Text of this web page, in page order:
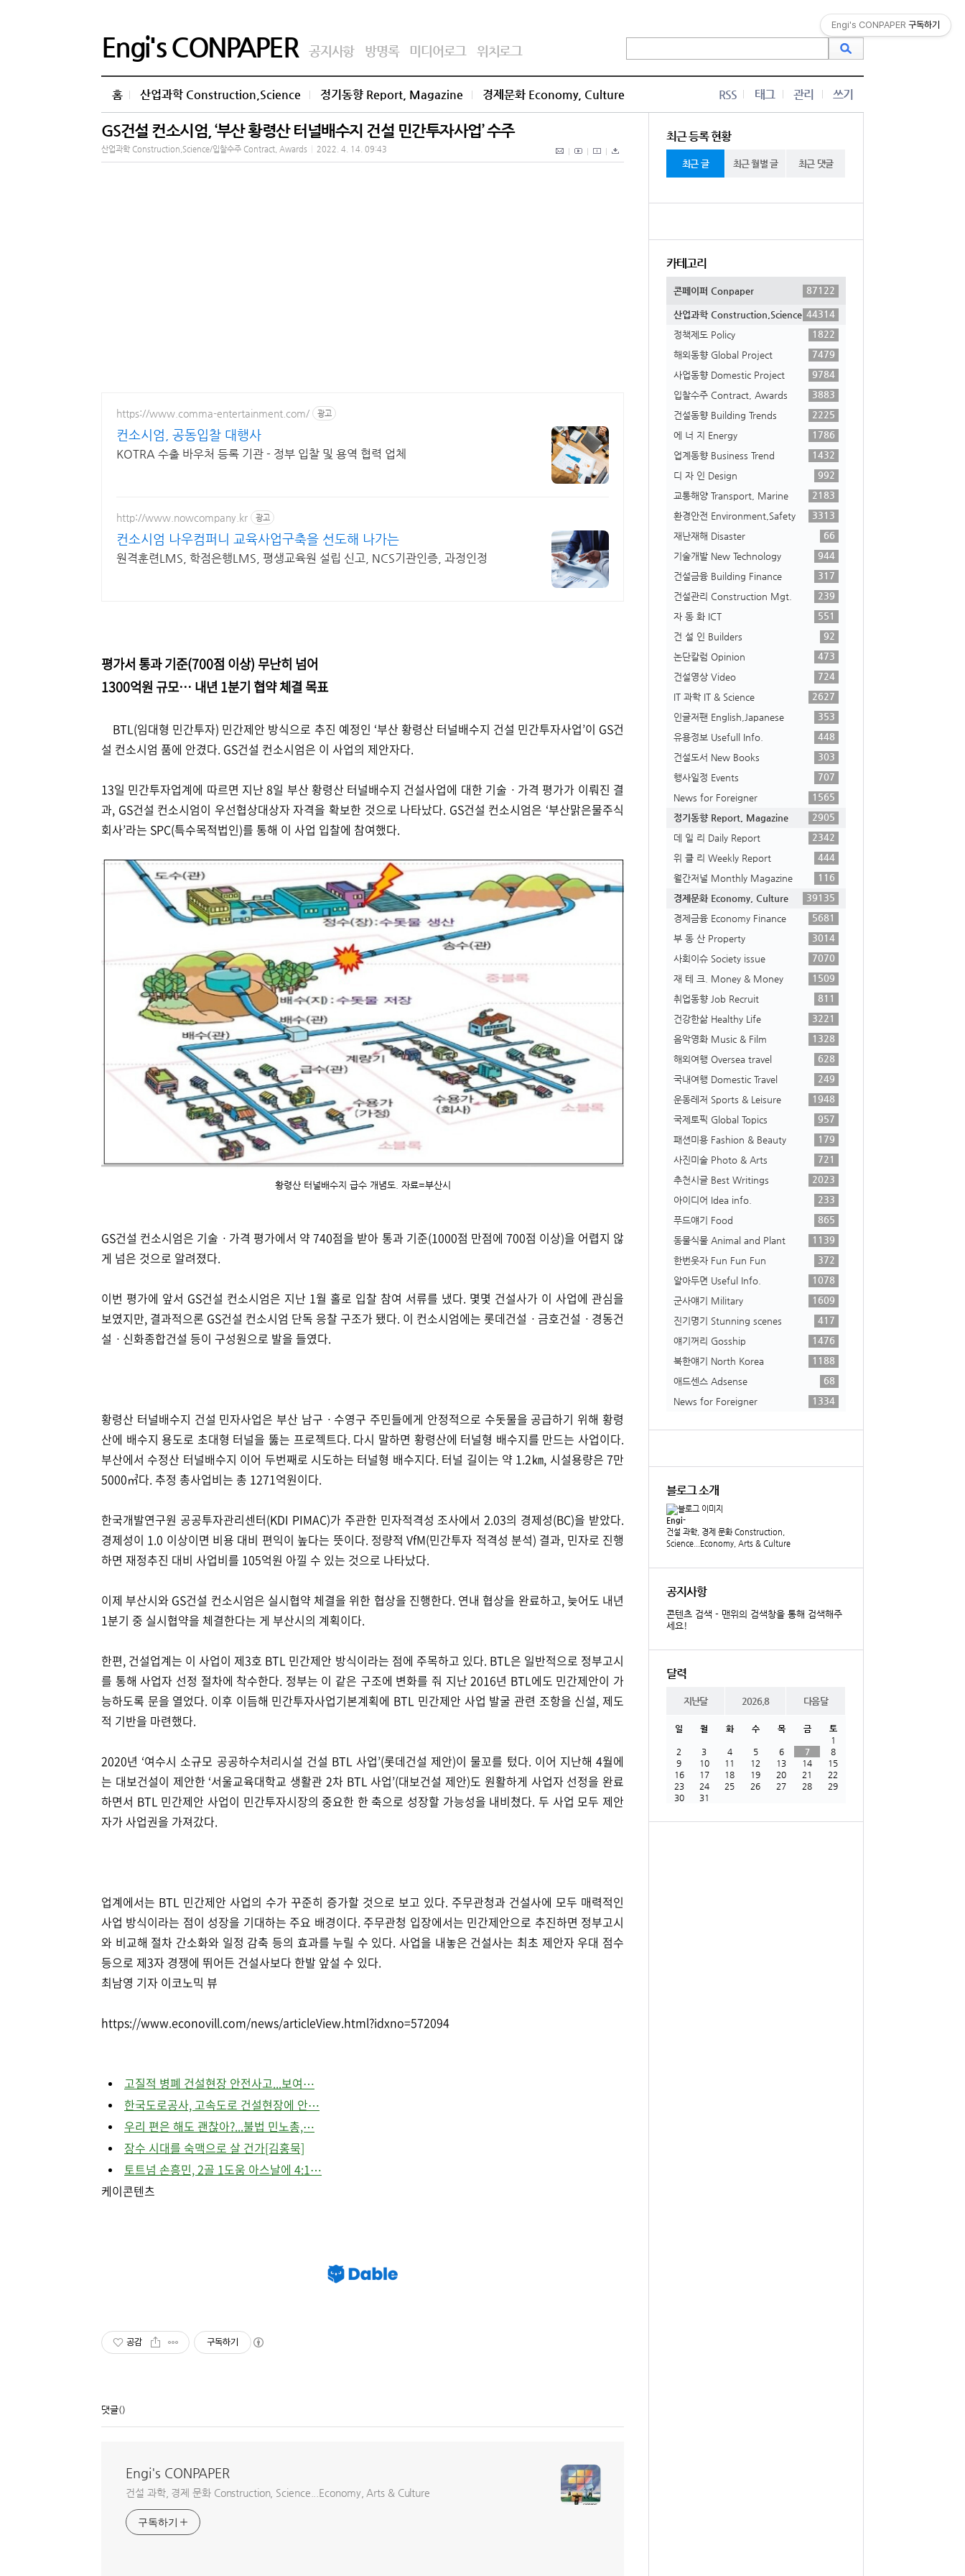
Engi's CONPAPER 공지사항 방명록 미디어로그 위치로그
홈 산업과학 Construction,Science 정기동향 Report, Magazine 경제문화 Economy, Culture RSS 태그 관리 쓰기
GS건설 컨소시엄, ‘부산 황령산 터널배수지 건설 민간투자사업’ 수주
산업과학 Construction,Science/입찰수주 Contract, Awards 2022. 4. 14. 09:43
https://www.comma-entertainment.com/ 광고
컨소시엄, 공동입찰 대행사
KOTRA 수출 바우처 등록 기관 - 정부 입찰 및 용역 협력 업체
http://www.nowcompany.kr 광고
컨소시엄 나우컴퍼니 교육사업구축을 선도해 나가는
원격훈련LMS, 학점은행LMS, 평생교육원 설립 신고, NCS기관인증, 과정인정
평가서 통과 기준(700점 이상) 무난히 넘어
1300억원 규모… 내년 1분기 협약 체결 목표
BTL(임대형 민간투자) 민간제안 방식으로 추진 예정인 ‘부산 황령산 터널배수지 건설 민간투자사업’이 GS건
설 컨소시엄 품에 안겼다. GS건설 컨소시엄은 이 사업의 제안자다.
13일 민간투자업계에 따르면 지난 8일 부산 황령산 터널배수지 건설사업에 대한 기술ㆍ가격 평가가 이뤄진 결
과, GS건설 컨소시엄이 우선협상대상자 자격을 확보한 것으로 나타났다. GS건설 컨소시엄은 ‘부산맑은물주식
회사’라는 SPC(특수목적법인)를 통해 이 사업 입찰에 참여했다.
황령산 터널배수지 급수 개념도. 자료=부산시
GS건설 컨소시엄은 기술ㆍ가격 평가에서 약 740점을 받아 통과 기준(1000점 만점에 700점 이상)을 어렵지 않
게 넘은 것으로 알려졌다.
이번 평가에 앞서 GS건설 컨소시엄은 지난 1월 홀로 입찰 참여 서류를 냈다. 몇몇 건설사가 이 사업에 관심을
보였지만, 결과적으론 GS건설 컨소시엄 단독 응찰 구조가 됐다. 이 컨소시엄에는 롯데건설ㆍ금호건설ㆍ경동건
설ㆍ신화종합건설 등이 구성원으로 발을 들였다.
황령산 터널배수지 건설 민자사업은 부산 남구ㆍ수영구 주민들에게 안정적으로 수돗물을 공급하기 위해 황령
산에 배수지 용도로 초대형 터널을 뚫는 프로젝트다. 다시 말하면 황령산에 터널형 배수지를 만드는 사업이다.
부산에서 수정산 터널배수지 이어 두번째로 시도하는 터널형 배수지다. 터널 길이는 약 1.2㎞, 시설용량은 7만
5000㎥다. 추정 총사업비는 총 1271억원이다.
한국개발연구원 공공투자관리센터(KDI PIMAC)가 주관한 민자적격성 조사에서 2.03의 경제성(BC)을 받았다.
경제성이 1.0 이상이면 비용 대비 편익이 높다는 뜻이다. 정량적 VfM(민간투자 적격성 분석) 결과, 민자로 진행
하면 재정추진 대비 사업비를 105억원 아낄 수 있는 것으로 나타났다.
이제 부산시와 GS건설 컨소시엄은 실시협약 체결을 위한 협상을 진행한다. 연내 협상을 완료하고, 늦어도 내년
1분기 중 실시협약을 체결한다는 게 부산시의 계획이다.
한편, 건설업계는 이 사업이 제3호 BTL 민간제안 방식이라는 점에 주목하고 있다. BTL은 일반적으로 정부고시
를 통해 사업자 선정 절차에 착수한다. 정부는 이 같은 구조에 변화를 줘 지난 2016년 BTL에도 민간제안이 가
능하도록 문을 열었다. 이후 이듬해 민간투자사업기본계획에 BTL 민간제안 사업 발굴 관련 조항을 신설, 제도
적 기반을 마련했다.
2020년 ‘여수시 소규모 공공하수처리시설 건설 BTL 사업’(롯데건설 제안)이 물꼬를 텄다. 이어 지난해 4월에
는 대보건설이 제안한 ‘서울교육대학교 생활관 2차 BTL 사업’(대보건설 제안)도 원활하게 사업자 선정을 완료
하면서 BTL 민간제안 사업이 민간투자시장의 중요한 한 축으로 성장할 가능성을 내비쳤다. 두 사업 모두 제안
자가 사업권을 가져갔다.
업계에서는 BTL 민간제안 사업의 수가 꾸준히 증가할 것으로 보고 있다. 주무관청과 건설사에 모두 매력적인
사업 방식이라는 점이 성장을 기대하는 주요 배경이다. 주무관청 입장에서는 민간제안으로 추진하면 정부고시
와 비교해 절차 간소화와 일정 감축 등의 효과를 누릴 수 있다. 사업을 내놓은 건설사는 최초 제안자 우대 점수
등으로 제3자 경쟁에 뛰어든 건설사보다 한발 앞설 수 있다.
최남영 기자 이코노믹 뷰
https://www.econovill.com/news/articleView.html?idxno=572094
고질적 병폐 건설현장 안전사고...보여⋯
한국도로공사, 고속도로 건설현장에 안⋯
우리 편은 해도 괜찮아?...불법 민노총,⋯
장수 시대를 숙맥으로 살 건가[김홍묵]
토트넘 손흥민, 2골 1도움 아스날에 4:1⋯
케이콘텐츠
공감 구독하기
댓글()
Engi's CONPAPER
건설 과학, 경제 문화 Construction, Science...Economy, Arts & Culture
구독하기
최근 등록 현황
최근 글 최근 월별 글 최근 댓글
카테고리
콘페이퍼 Conpaper 87122
산업과학 Construction,Science 44314
정책제도 Policy
1822
해외동향 Global Project
7479
사업동향 Domestic Project
9784
입찰수주 Contract, Awards
3883
건설동향 Building Trends
2225
에 너 지 Energy
1786
업계동향 Business Trend
1432
디 자 인 Design
992
교통해양 Transport, Marine
2183
환경안전 Environment,Safety
3313
재난재해 Disaster
66
기술개발 New Technology
944
건설금융 Building Finance
317
건설관리 Construction Mgt.
239
자 동 화 ICT
551
건 설 인 Builders
92
논단칼럼 Opinion
473
건설영상 Video
724
IT 과학 IT & Science
2627
인글저팬 English,Japanese
353
유용정보 Usefull Info.
448
건설도서 New Books
303
행사일정 Events
707
News for Foreigner
1565
정기동향 Report, Magazine
2905
데 일 리 Daily Report
2342
위 클 리 Weekly Report
444
월간저널 Monthly Magazine
116
경제문화 Economy, Culture
39135
경제금융 Economy Finance
5681
부 동 산 Property
3014
사회이슈 Society issue
7070
재 테 크. Money & Money
1509
취업동향 Job Recruit
811
건강한삶 Healthy Life
3221
음악영화 Music & Film
1328
해외여행 Oversea travel
628
국내여행 Domestic Travel
249
운동레저 Sports & Leisure
1948
국제토픽 Global Topics
957
패션미용 Fashion & Beauty
179
사진미술 Photo & Arts
721
추천시글 Best Writings
2023
아이디어 Idea info.
233
푸드얘기 Food
865
동물식물 Animal and Plant
1139
한번웃자 Fun Fun Fun
372
알아두면 Useful Info.
1078
군사얘기 Military
1609
진기명기 Stunning scenes
417
얘기꺼리 Gosship
1476
북한얘기 North Korea
1188
애드센스 Adsense
68
News for Foreigner
1334
블로그 소개
Engi-
건설 과학, 경제 문화 Construction,
Science...Economy, Arts & Culture
공지사항
콘텐츠 검색 - 맨위의 검색창을 통해 검색해주
세요!
달력
지난달 2026.8 다음달
일 월 화 수 목 금
토
1
2
3 4 5 6 7
8
9
10 11 12 13 14
15
16
17 18 19 20 21
22
23
24 25 26 27 28
29
30
31
Engi's CONPAPER 구독하기